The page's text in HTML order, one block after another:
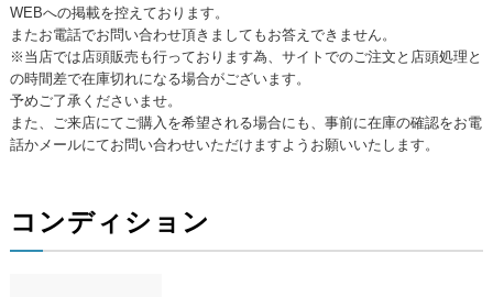
WEBへの掲載を控えております。
またお電話でお問い合わせ頂きましてもお答えできません。
※当店では店頭販売も行っております為、サイトでのご注文と店頭処理と
の時間差で在庫切れになる場合がございます。
予めご了承くださいませ。
また、ご来店にてご購入を希望される場合にも、事前に在庫の確認をお電
話かメールにてお問い合わせいただけますようお願いいたします。
コンディション